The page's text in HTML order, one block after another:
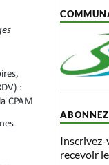
recevoir